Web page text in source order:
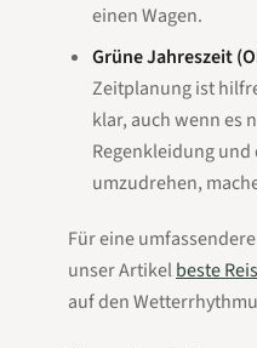
einen Wagen.
Grüne Jahreszeit
Zeitplanung ist
klar, auch wenn es
Regenkleidung und
umzudrehen,
Für eine
unser Artikelbeste
auf den